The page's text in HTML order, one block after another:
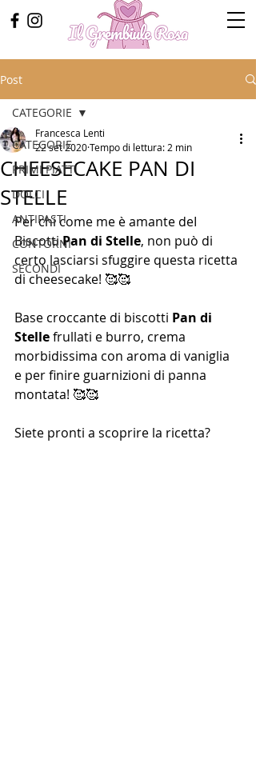
Post
CATEGORIE
PRIMI PIATTI
DOLCI
ANTIPASTI
CONTORNI
SECONDI
CATEGORIE
CHEESECAKE PAN DI
STELLE
Francesca Lenti
22 set 2020Tempo di lettura: 2 min
Per chi come me è amante deI
Biscotti Pan di Stelle, non può di
certo lasciarsi sfuggire questa ricetta
di cheesecake! 🥰🥰
Base croccante di biscotti Pan di
Stelle frullati e burro, crema
morbidissima con aroma di vaniglia
e per finire guarnizioni di panna
montata! 🥰🥰
Siete pronti a scoprire la ricetta?